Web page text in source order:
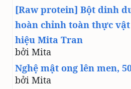
[Raw protein] Bột dinh
hoàn chỉnh toàn thực
hiệu Mita Tran
bởi Mita
Nghệ mật ong lên men,
bởi Mita